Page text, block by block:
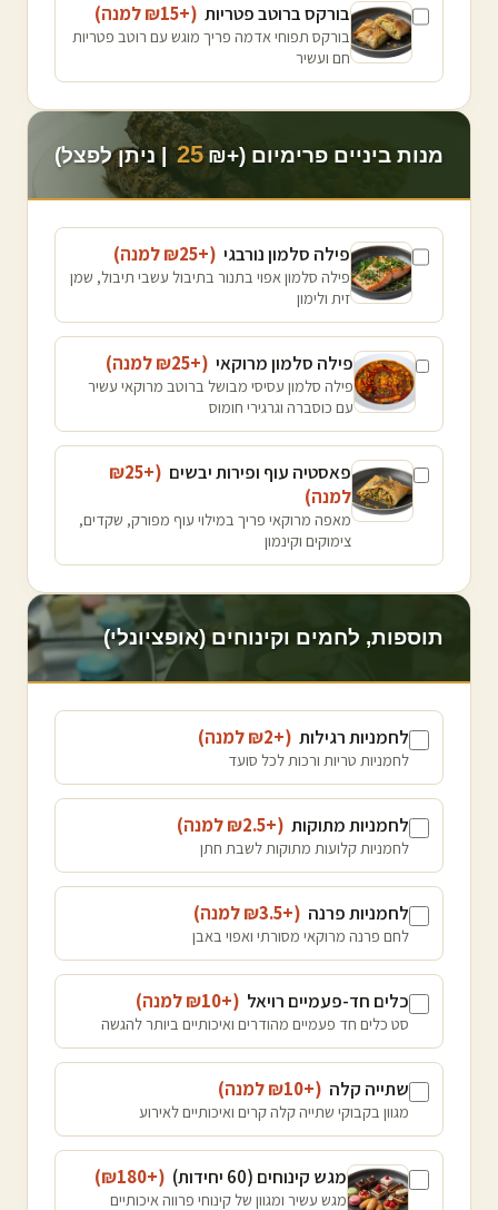
בורקס ברוטב פטריות (+₪
15 למנה)
בורקס תפוחי אדמה פריך מוגש עם רוטב פטריות
חם ועשיר
מנות ביניים פרימיום (+₪ 25 | ניתן לפצל)
פילה סלמון נורבגי (+₪
25 למנה)
פילה סלמון אפוי בתנור בתיבול עשבי תיבול, שמן
זית ולימון
פילה סלמון מרוקאי (+₪
25 למנה)
פילה סלמון עסיסי מבושל ברוטב מרוקאי עשיר
עם כוסברה וגרגירי חומוס
פאסטיה עוף ופירות יבשים (+₪
25
למנה)
מאפה מרוקאי פריך במילוי עוף מפורק, שקדים,
צימוקים וקינמון
תוספות, לחמים וקינוחים (אופציונלי)
לחמניות רגילות (+₪
2 למנה)
לחמניות טריות ורכות לכל סועד
לחמניות מתוקות (+₪
2.5 למנה)
לחמניות קלועות מתוקות לשבת חתן
לחמניות פרנה (+₪
3.5 למנה)
לחם פרנה מרוקאי מסורתי ואפוי באבן
כלים חד-פעמיים רויאל (+₪
10 למנה)
סט כלים חד פעמיים מהודרים ואיכותיים ביותר להגשה
שתייה קלה (+₪
10 למנה)
מגוון בקבוקי שתייה קלה קרים ואיכותיים לאירוע
מגש קינוחים (60 יחידות) (+₪
180
)
מגש עשיר ומגוון של קינוחי פרווה איכותיים